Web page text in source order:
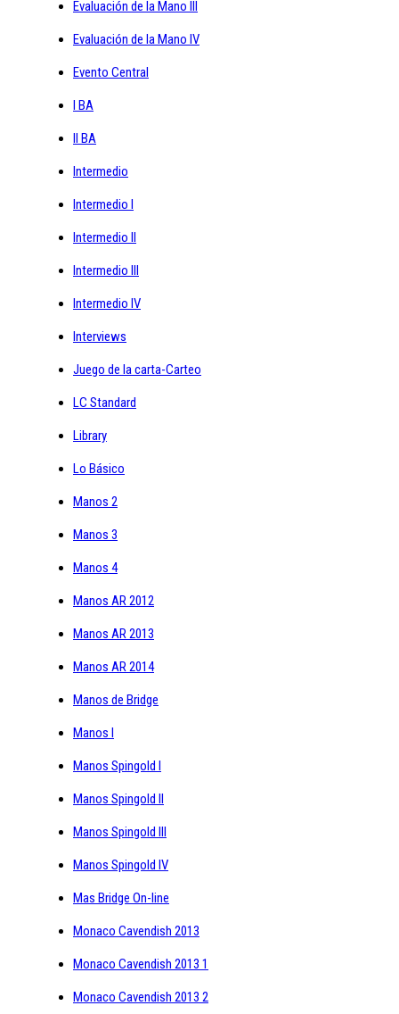
Evaluación de la Mano III
Evaluación de la Mano IV
Evento Central
I BA
II BA
Intermedio
Intermedio I
Intermedio II
Intermedio III
Intermedio IV
Interviews
Juego de la carta-Carteo
LC Standard
Library
Lo Básico
Manos 2
Manos 3
Manos 4
Manos AR 2012
Manos AR 2013
Manos AR 2014
Manos de Bridge
Manos I
Manos Spingold I
Manos Spingold II
Manos Spingold III
Manos Spingold IV
Mas Bridge On-line
Monaco Cavendish 2013
Monaco Cavendish 2013 1
Monaco Cavendish 2013 2